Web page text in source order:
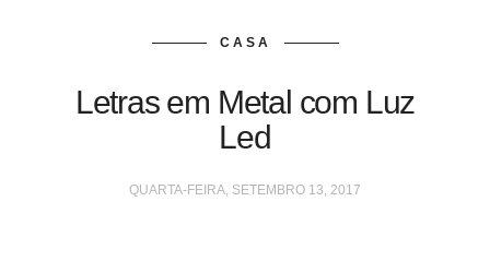
CASA
Letras em Metal com Luz
Led
QUARTA-FEIRA, SETEMBRO 13, 2017